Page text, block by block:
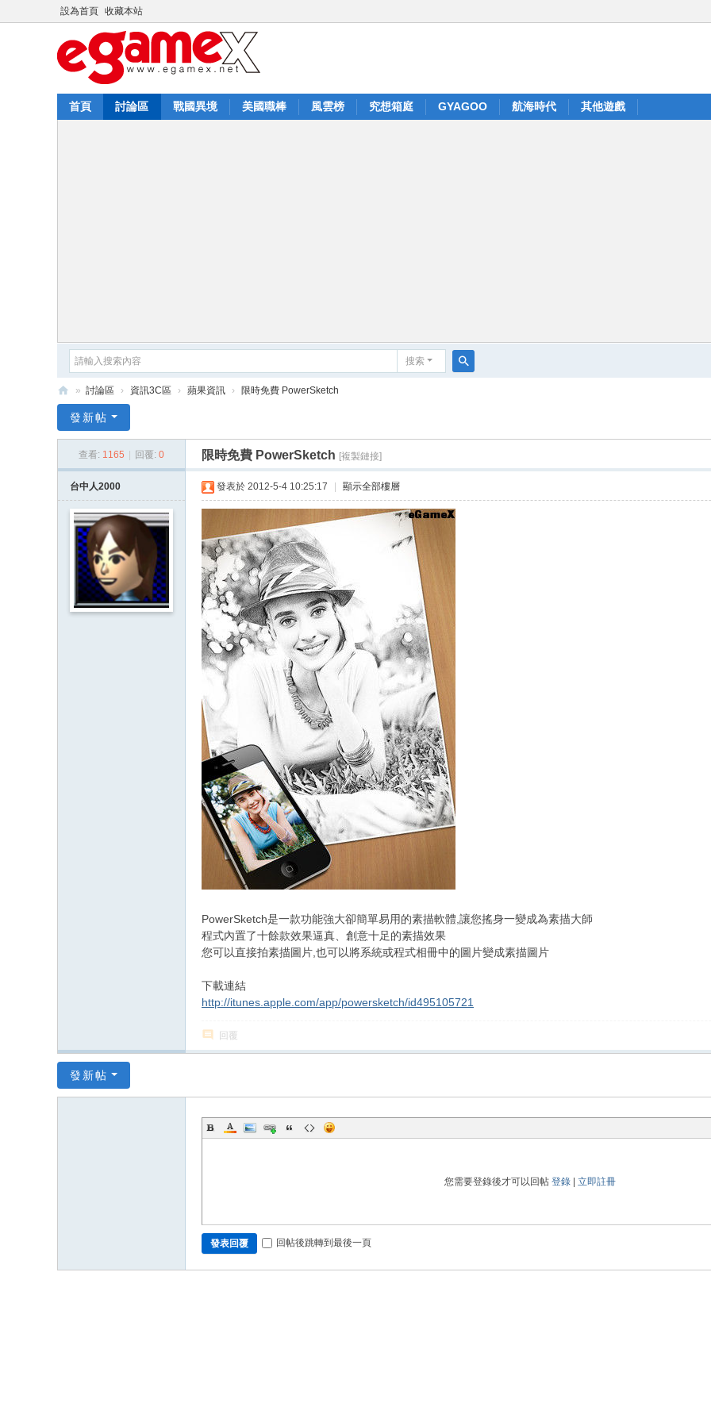
設為首頁 收藏本站
首頁 討論區 戰國異境 美國職棒 風雲榜 究想箱庭 GYAGOO 航海時代 其他遊戲
搜索
G
» 討論區 › 資訊3C區 › 蘋果資訊 › 限時免費 PowerSketch
發新帖
查看: 1165 回覆: 0 限時免費 PowerSketch [複製鏈接]
台中人2000 發表於 2012-5-4 10:25:17 顯示全部樓層
PowerSketch是一款功能強大卻簡單易用的素描軟體,讓您搖身一變成為素描大師
程式內置了十餘款效果逼真、創意十足的素描效果
您可以直接拍素描圖片,也可以將系統或程式相冊中的圖片變成素描圖片
下載連結
http://itunes.apple.com/app/powersketch/id495105721
回覆
發新帖
您需要登錄後才可以回帖 登錄| 立即註冊
發表回覆 回帖後跳轉到最後一頁